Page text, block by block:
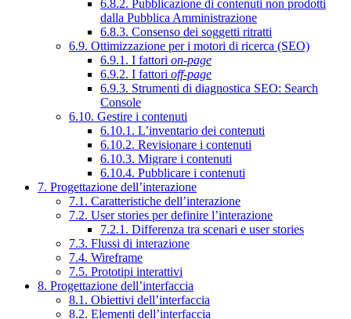
6.8.2. Pubblicazione di contenuti non prodotti
dalla Pubblica Amministrazione
6.8.3. Consenso dei soggetti ritratti
6.9. Ottimizzazione per i motori di ricerca (SEO)
6.9.1. I fattori on-page
6.9.2. I fattori off-page
6.9.3. Strumenti di diagnostica SEO: Search
Console
6.10. Gestire i contenuti
6.10.1. L’inventario dei contenuti
6.10.2. Revisionare i contenuti
6.10.3. Migrare i contenuti
6.10.4. Pubblicare i contenuti
7. Progettazione dell’interazione
7.1. Caratteristiche dell’interazione
7.2. User stories per definire l’interazione
7.2.1. Differenza tra scenari e user stories
7.3. Flussi di interazione
7.4. Wireframe
7.5. Prototipi interattivi
8. Progettazione dell’interfaccia
8.1. Obiettivi dell’interfaccia
8.2. Elementi dell’interfaccia